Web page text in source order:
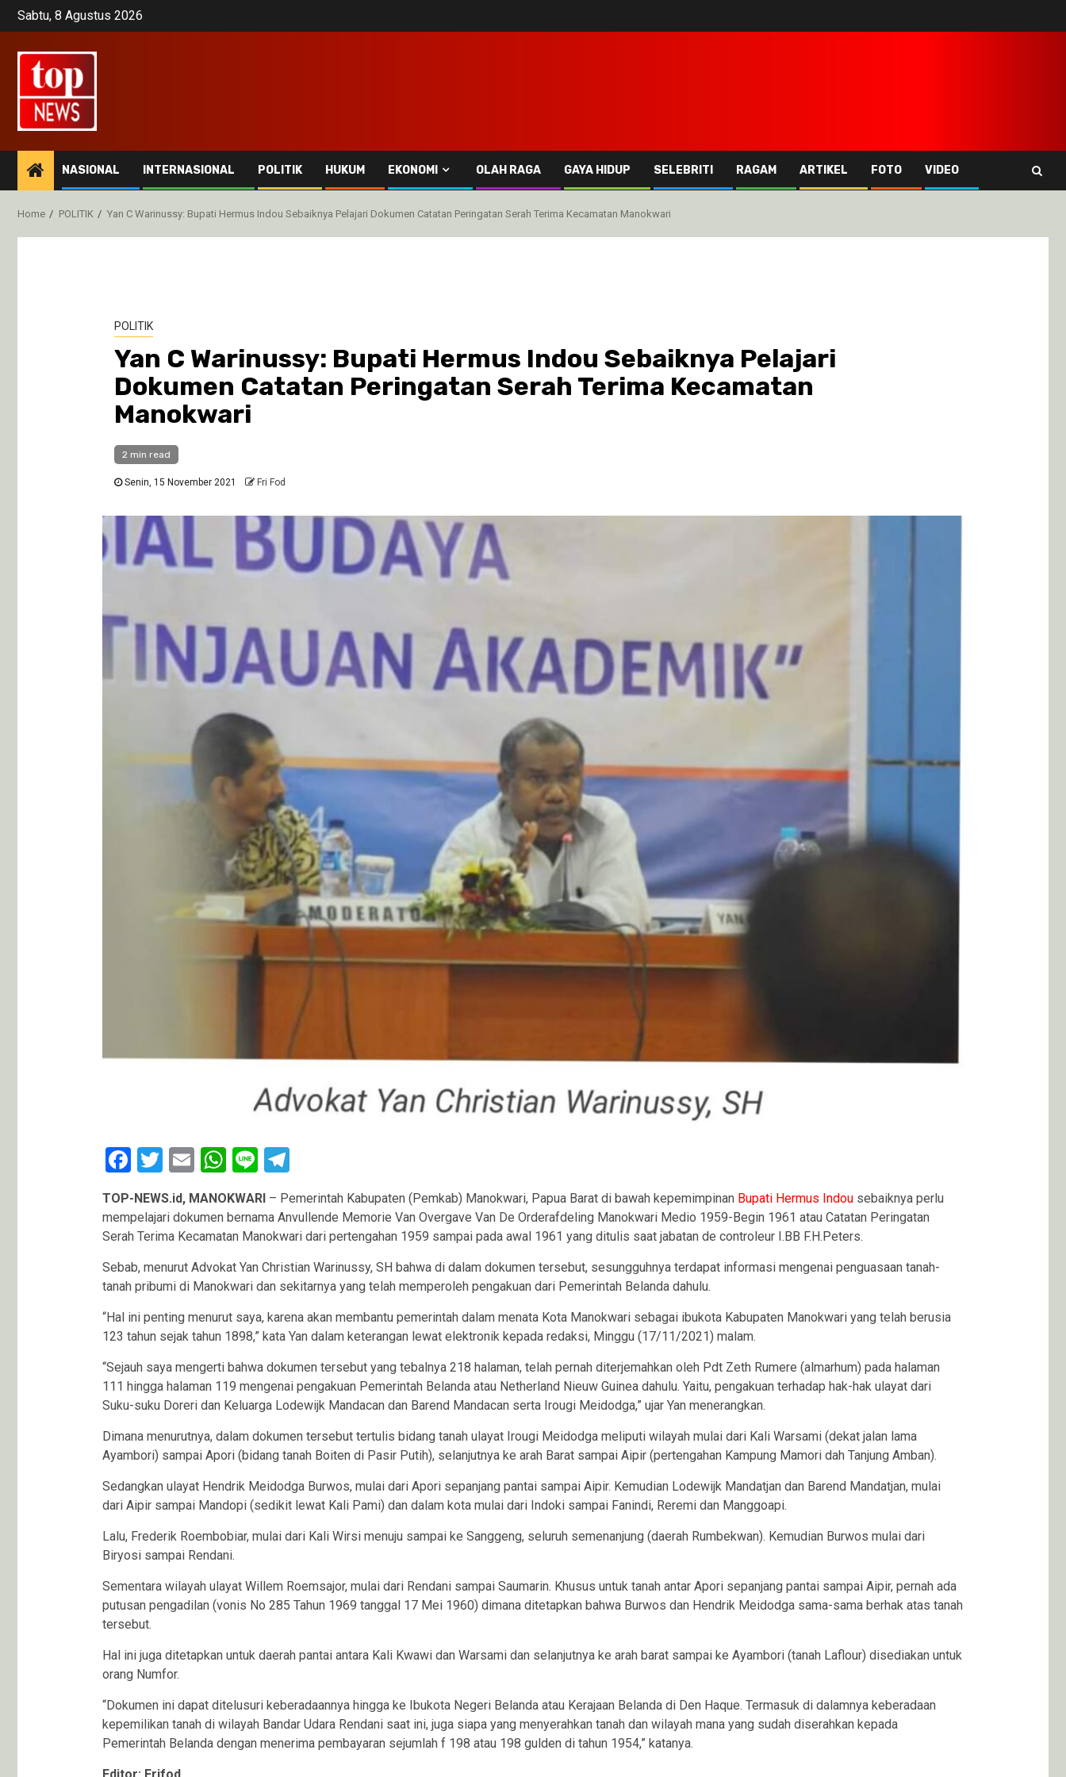
SkipSabtu, 8 Agustus 2026
NASIONAL INTERNASIONAL POLITIK HUKUM EKONOMI OLAH RAGA GAYA HIDUP SELEBRITI RAGAM ARTIKEL FOTO VIDEO
Home POLITIK Yan C Warinussy: Bupati Hermus Indou Sebaiknya Pelajari Dokumen Catatan Peringatan Serah Terima Kecamatan Manokwari
POLITIK
Yan C Warinussy: Bupati Hermus Indou Sebaiknya Pelajari
Dokumen Catatan Peringatan Serah Terima Kecamatan
Manokwari
2 min read
Senin, 15 November 2021 Fri Fod
Facebook
Twitter
EmailWhatsApp
Line
TOP-NEWS.id, MANOKWARI – Pemerintah Kabupaten (Pemkab) Manokwari, Papua Barat di bawah kepemimpinan Bupati Hermus Indousebaiknya perlu
mempelajari dokumen bernama Anvullende Memorie Van Overgave Van De Orderafdeling Manokwari Medio 1959-Begin 1961 atau Catatan Peringatan
Serah Terima Kecamatan Manokwari dari pertengahan 1959 sampai pada awal 1961 yang ditulis saat jabatan de controleur I.BB F.H.Peters.
Sebab, menurut Advokat Yan Christian Warinussy, SH bahwa di dalam dokumen tersebut, sesungguhnya terdapat informasi mengenai penguasaan tanah-
tanah pribumi di Manokwari dan sekitarnya yang telah memperoleh pengakuan dari Pemerintah Belanda dahulu.
“Hal ini penting menurut saya, karena akan membantu pemerintah dalam menata Kota Manokwari sebagai ibukota Kabupaten Manokwari yang telah berusia
123 tahun sejak tahun 1898,” kata Yan dalam keterangan lewat elektronik kepada redaksi, Minggu (17/11/2021) malam.
“Sejauh saya mengerti bahwa dokumen tersebut yang tebalnya 218 halaman, telah pernah diterjemahkan oleh Pdt Zeth Rumere (almarhum) pada halaman
111 hingga halaman 119 mengenai pengakuan Pemerintah Belanda atau Netherland Nieuw Guinea dahulu. Yaitu, pengakuan terhadap hak-hak ulayat dari
Suku-suku Doreri dan Keluarga Lodewijk Mandacan dan Barend Mandacan serta Irougi Meidodga,” ujar Yan menerangkan.
Dimana menurutnya, dalam dokumen tersebut tertulis bidang tanah ulayat Irougi Meidodga meliputi wilayah mulai dari Kali Warsami (dekat jalan lama
Ayambori) sampai Apori (bidang tanah Boiten di Pasir Putih), selanjutnya ke arah Barat sampai Aipir (pertengahan Kampung Mamori dah Tanjung Amban).
Sedangkan ulayat Hendrik Meidodga Burwos, mulai dari Apori sepanjang pantai sampai Aipir. Kemudian Lodewijk Mandatjan dan Barend Mandatjan, mulai
dari Aipir sampai Mandopi (sedikit lewat Kali Pami) dan dalam kota mulai dari Indoki sampai Fanindi, Reremi dan Manggoapi.
Lalu, Frederik Roembobiar, mulai dari Kali Wirsi menuju sampai ke Sanggeng, seluruh semenanjung (daerah Rumbekwan). Kemudian Burwos mulai dari
Biryosi sampai Rendani.
Sementara wilayah ulayat Willem Roemsajor, mulai dari Rendani sampai Saumarin. Khusus untuk tanah antar Apori sepanjang pantai sampai Aipir, pernah ada
putusan pengadilan (vonis No 285 Tahun 1969 tanggal 17 Mei 1960) dimana ditetapkan bahwa Burwos dan Hendrik Meidodga sama-sama berhak atas tanah
tersebut.
Hal ini juga ditetapkan untuk daerah pantai antara Kali Kwawi dan Warsami dan selanjutnya ke arah barat sampai ke Ayambori (tanah Laflour) disediakan untuk
orang Numfor.
“Dokumen ini dapat ditelusuri keberadaannya hingga ke Ibukota Negeri Belanda atau Kerajaan Belanda di Den Haque. Termasuk di dalamnya keberadaan
kepemilikan tanah di wilayah Bandar Udara Rendani saat ini, juga siapa yang menyerahkan tanah dan wilayah mana yang sudah diserahkan kepada
Pemerintah Belanda dengan menerima pembayaran sejumlah f 198 atau 198 gulden di tahun 1954,” katanya.